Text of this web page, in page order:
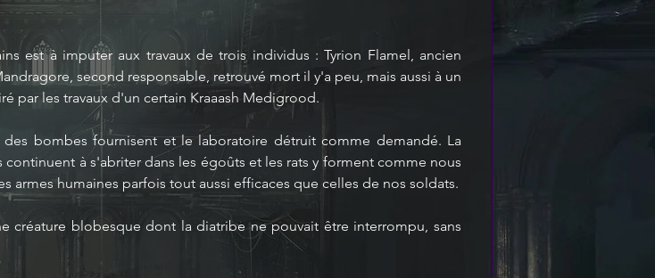
est à imputer aux travaux de trois individus : Tyrion Flamel, ancien
second responsable, retrouvé mort il y'a peu, mais aussi à un
par les travaux d'un certain Kraaash Medigrood.
bombes fournisent et le laboratoire détruit comme demandé. La
à s'abriter dans les égoûts et les rats y forment comme nous
humaines parfois tout aussi efficaces que celles de nos soldats.
créature blobesque dont la diatribe ne pouvait être interrompu, sans